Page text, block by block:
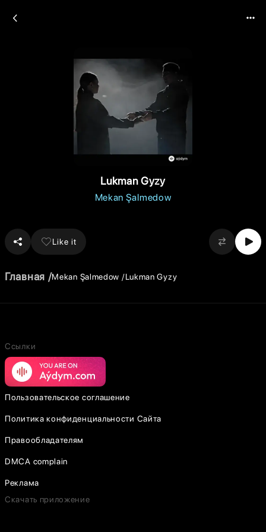
Lukman Gyzy
Mekan Şalmedow
Like it
Главная Mekan Şalmedow Lukman Gyzy
Ссылки
Пользовательское соглашение
Политика конфиденциальности Сайта
Правообладателям
DMCA complain
Реклама
Скачать приложение